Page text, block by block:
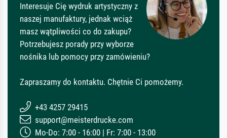
Interesuje Cię wydruk artystyczny z
naszej manufaktury, jednak wciąż
masz wątpliwości co do zakupu?
Potrzebujesz porady przy wyborze
nośnika lub pomocy przy zamówieniu?
Zapraszamy do kontaktu. Chętnie Ci pomożemy.
+43 4257 29415
support@meisterdrucke.com
Mo-Do: 7:00 - 16:00 | Fr: 7:00 - 13:00